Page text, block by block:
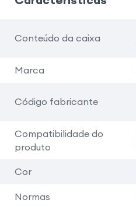
Conteúdo da caixa
Marca
Código fabricante
Compatibilidade do
produto
Cor
Normas